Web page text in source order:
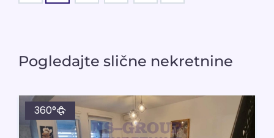
Pogledajte slične nekretnine
360°